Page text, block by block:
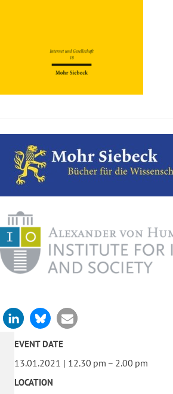
EVENT DATE
13.01.2021 | 12.30 pm – 2.00 pm
LOCATION